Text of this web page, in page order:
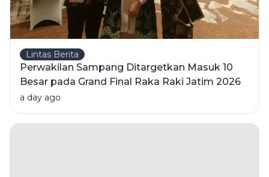
Lintas Berita
Perwakilan Sampang Ditargetkan Masuk 10
Besar pada Grand Final Raka Raki Jatim 2026
a day ago